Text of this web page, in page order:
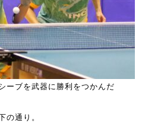
ーブを武器に勝利をつかんだ
の通り。